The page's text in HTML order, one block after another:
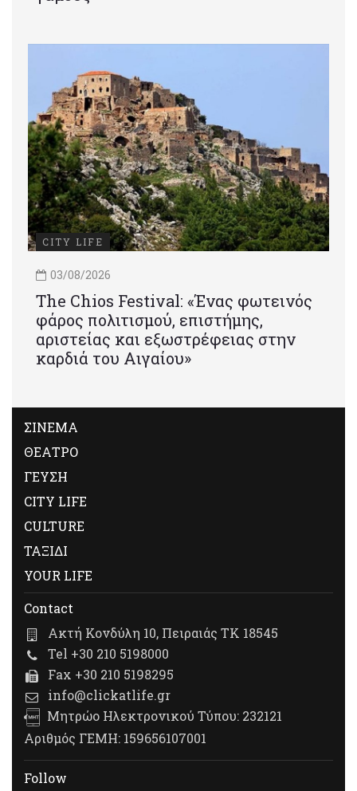
CITY LIFE
03/08/2026
Τhe Chios Festival: «Ένας φωτεινός
φάρος πολιτισμού, επιστήμης,
αριστείας και εξωστρέφειας στην
καρδιά του Αιγαίου»
ΣΙΝΕΜΑ
ΘΕΑΤΡΟ
ΓΕΥΣΗ
CITY LIFE
CULTURE
ΤΑΞΙΔΙ
YOUR LIFE
Contact
Ακτή Κονδύλη 10, Πειραιάς ΤΚ 18545
Tel +30 210 5198000
Fax +30 210 5198295
info@clickatlife.gr
Μητρώο Ηλεκτρονικού Τύπου: 232121
Αριθμός ΓΕΜΗ: 159656107001
Follow